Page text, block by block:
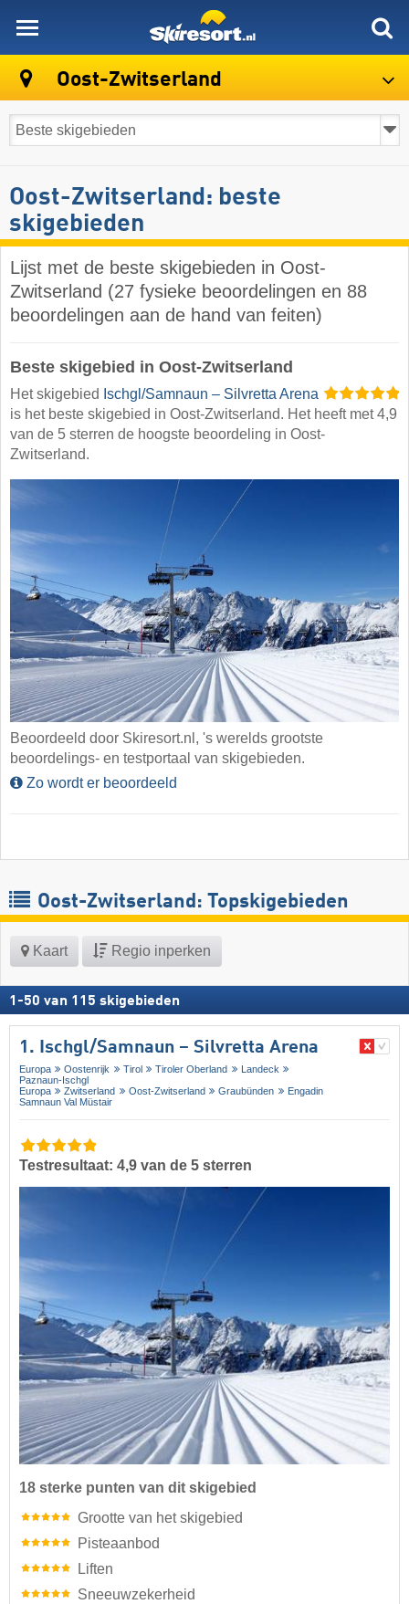
Oost-Zwitserland
Oost-Zwitserland: beste
skigebieden
Lijst met de beste skigebieden in Oost-
Zwitserland (27 fysieke beoordelingen en 88
beoordelingen aan de hand van feiten)
Beste skigebied in Oost-Zwitserland
Het skigebied Ischgl/​Samnaun – Silvretta Arena
is het beste skigebied in Oost-Zwitserland. Het heeft met 4,9
van de 5 sterren de hoogste beoordeling in Oost-
Zwitserland.
Beoordeeld door Skiresort.nl, 's werelds grootste
beoordelings- en testportaal van skigebieden.
Zo wordt er beoordeeld
Oost-Zwitserland: Topskigebieden
Kaart Regio inperken
1 -50 van 115 skigebieden
1. Ischgl/​Samnaun – Silvretta Arena
Europa Oostenrijk Tirol Tiroler Oberland
Landeck
Paznaun-Ischgl
Europa
Zwitserland Oost-Zwitserland Graubünden
Engadin
Samnaun Val Müstair
Testresultaat: 4,9 van de 5 sterren
18 sterke punten van dit skigebied
Grootte van het skigebied
Pisteaanbod
Liften
Sneeuwzekerheid